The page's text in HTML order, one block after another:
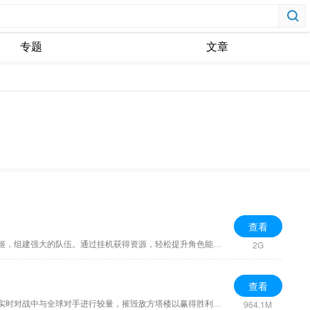
专题 文章
魂器学院是一款二次元风格的放置挂机收集养成类手游，主打美少女角色与策略战斗。玩家将进入未来科技背景下的学院，招募各具特色的美少女魂姬，组建强大的队伍。通过挂机获得资源，轻松提升角色能力，同时进行多样的
查看
2G
部落冲突皇室战争国际服是一款策略卡牌对战手游，玩家需要收集和升级各种卡牌，构建独特的战斗牌组。游戏结合了即时对战与塔防元素，玩家在实时对战中与全球对手进行较量，摧毁敌方塔楼以赢得胜利。多样化的角色、强
查看
964.1M